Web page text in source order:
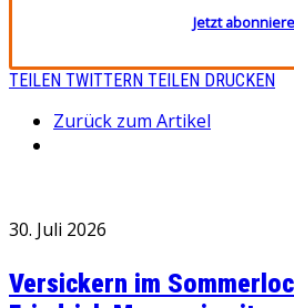
Jetzt
TEILEN TWITTERN TEILEN DRUCKEN
Zurück zum Artikel
30. Juli 2026
Versickern im